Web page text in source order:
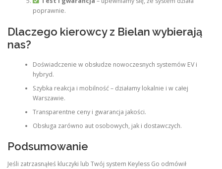
poprawnie.
Dlaczego kierowcy z Bielan wybierają
nas?
Doświadczenie w obsłudze nowoczesnych systemów EV i
hybryd.
Szybka reakcja i mobilność – działamy lokalnie i w całej
Warszawie.
Transparentne ceny i gwarancja jakości.
Obsługa zarówno aut osobowych, jak i dostawczych.
Podsumowanie
Jeśli zatrzasnąłeś kluczyki lub Twój system Keyless Go odmówił